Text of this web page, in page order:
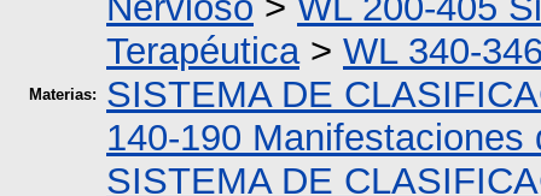
Materias:
Terapéutica> WL 340-
SISTEMA DE
140-190 Manifestaciones
SISTEMA DE